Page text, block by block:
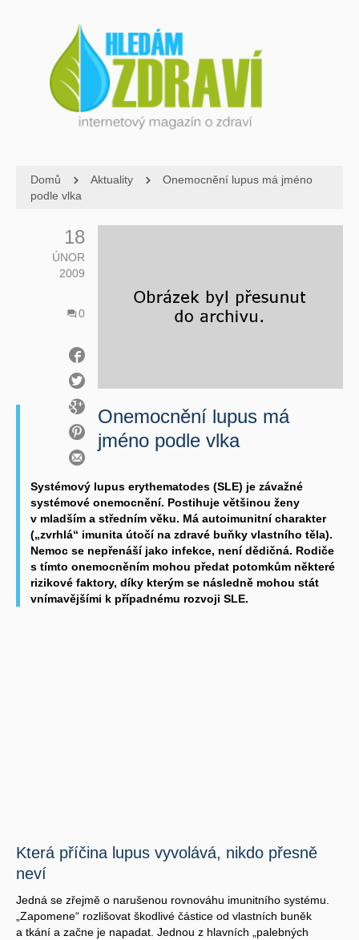
Domů Aktuality
Onemocnění lupus má jméno
podle vlka
18
ÚNOR
2009
0
Onemocnění lupus má
jméno podle vlka
Systémový lupus erythematodes (SLE) je závažné
systémové onemocnění. Postihuje většinou ženy
v mladším a středním věku. Má autoimunitní charakter
(„zvrhlá“ imunita útočí na zdravé buňky vlastního těla).
Nemoc se nepřenáší jako infekce, není dědičná. Rodiče
s tímto onemocněním mohou předat potomkům některé
rizikové faktory, díky kterým se následně mohou stát
vnímavějšími k případnému rozvoji SLE.
Která příčina lupus vyvolává, nikdo přesně
neví
Jedná se zřejmě o narušenou rovnováhu imunitního systému.
„Zapomene“ rozlišovat škodlivé částice od vlastních buněk
a tkání a začne je napadat. Jednou z hlavních „palebných